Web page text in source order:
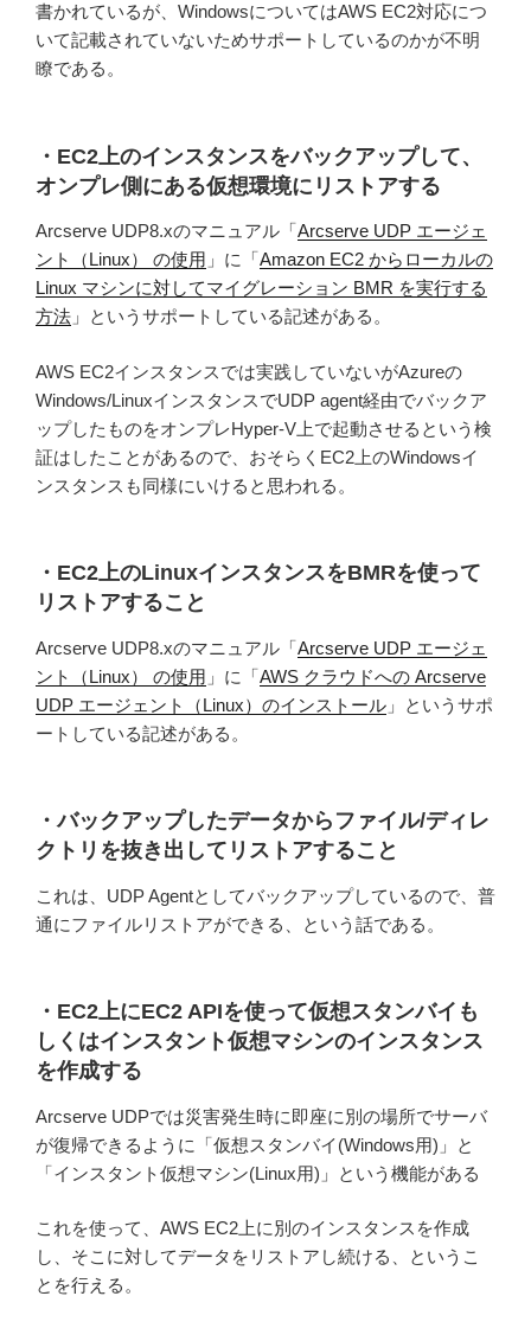
書かれているが、WindowsについてはAWS EC2対応につ
いて記載されていないためサポートしているのかが不明
瞭である。
・EC2上のインスタンスをバックアップして、
オンプレ側にある仮想環境にリストアする
Arcserve UDP8.xのマニュアル「Arcserve UDP エージェ
ント（Linux） の使用 」に「Amazon EC2 からローカルの
Linux マシンに対してマイグレーション BMR を実行する
方法 」というサポートしている記述がある。
AWS EC2インスタンスでは実践していないがAzureの
Windows/LinuxインスタンスでUDP agent経由でバックア
ップしたものをオンプレHyper-V上で起動させるという検
証はしたことがあるので、おそらくEC2上のWindowsイ
ンスタンスも同様にいけると思われる。
・EC2上のLinuxインスタンスをBMRを使って
リストアすること
Arcserve UDP8.xのマニュアル「Arcserve UDP エージェ
ント（Linux） の使用 」に「AWS クラウドへの Arcserve
UDP エージェント（Linux）のインストール 」というサポ
ートしている記述がある。
・バックアップしたデータからファイル/ディレ
クトリを抜き出してリストアすること
これは、UDP Agentとしてバックアップしているので、普
通にファイルリストアができる、という話である。
・EC2上にEC2 APIを使って仮想スタンバイも
しくはインスタント仮想マシンのインスタンス
を作成する
Arcserve UDPでは災害発生時に即座に別の場所でサーバ
が復帰できるように「仮想スタンバイ(Windows用)」と
「インスタント仮想マシン(Linux用)」という機能がある
これを使って、AWS EC2上に別のインスタンスを作成
し、そこに対してデータをリストアし続ける、というこ
とを行える。